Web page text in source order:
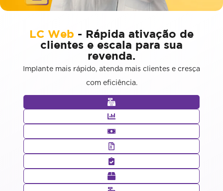
LC Web - Rápida ativação de
clientes e escala para sua
revenda.
Implante mais rápido, atenda mais clientes e cresça
com eficiência.